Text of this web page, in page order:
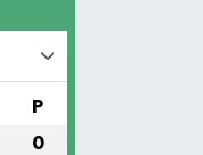
P
0